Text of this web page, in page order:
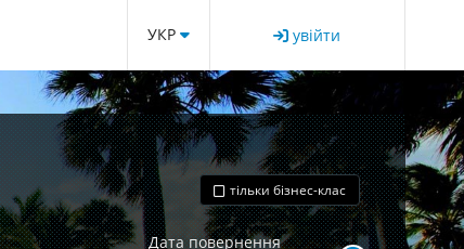
УКР увійти
тільки бізнес-клас
Дата повернення